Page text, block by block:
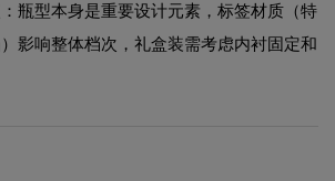
瓶型本身是重要设计元素，标签材质（特
影响整体档次，礼盒装需考虑内衬固定和